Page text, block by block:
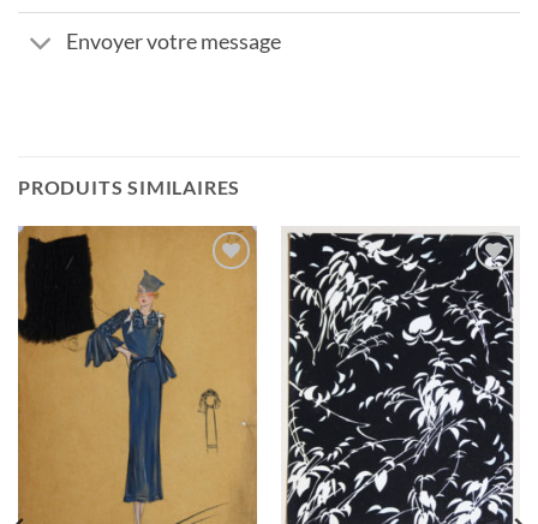
Envoyer votre message
PRODUITS SIMILAIRES
Ajouter
à la
wishlist